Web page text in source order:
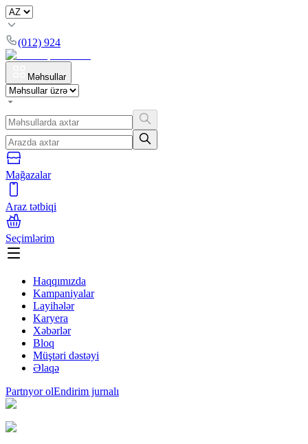
(012) 924
Məhsullar
Mağazalar
Araz tətbiqi
Seçimlərim
Haqqımızda
Kampaniyalar
Layihələr
Karyera
Xəbərlər
Bloq
Müştəri dəstəyi
Əlaqə
Partnyor olEndirim jurnalı